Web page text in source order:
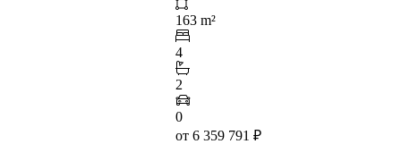
163 m²
4
2
0
от 6 359 791 ₽